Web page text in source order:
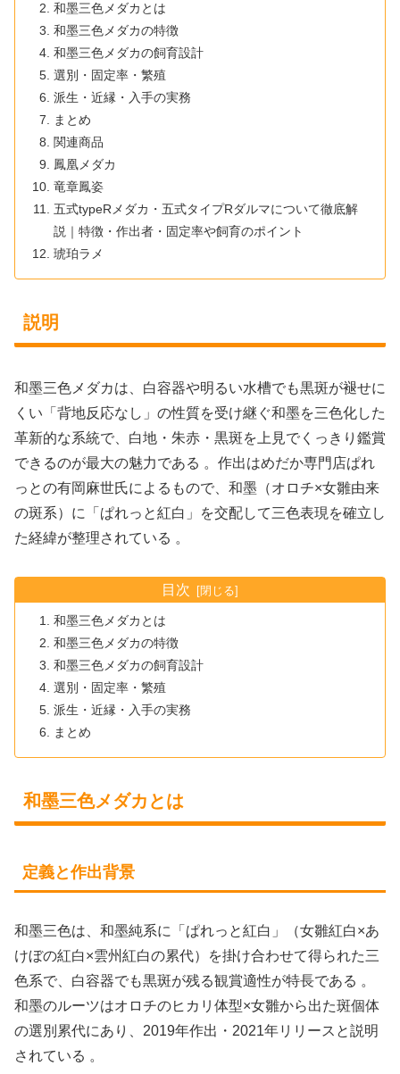
和墨三色メダカとは
和墨三色メダカの特徴
和墨三色メダカの飼育設計
選別・固定率・繁殖
派生・近縁・入手の実務
まとめ
関連商品
鳳凰メダカ
竜章鳳姿
五式typeRメダカ・五式タイプRダルマについて徹底解
説｜特徴・作出者・固定率や飼育のポイント
琥珀ラメ
説明
和墨三色メダカは、白容器や明るい水槽でも黒斑が褪せに
くい「背地反応なし」の性質を受け継ぐ和墨を三色化した
革新的な系統で、白地・朱赤・黒斑を上見でくっきり鑑賞
できるのが最大の魅力である 。作出はめだか専門店ぱれ
っとの有岡麻世氏によるもので、和墨（オロチ×女雛由来
の斑系）に「ぱれっと紅白」を交配して三色表現を確立し
た経緯が整理されている 。
目次
和墨三色メダカとは
和墨三色メダカの特徴
和墨三色メダカの飼育設計
選別・固定率・繁殖
派生・近縁・入手の実務
まとめ
和墨三色メダカとは
定義と作出背景
和墨三色は、和墨純系に「ぱれっと紅白」（女雛紅白×あ
けぼの紅白×雲州紅白の累代）を掛け合わせて得られた三
色系で、白容器でも黒斑が残る観賞適性が特長である 。
和墨のルーツはオロチのヒカリ体型×女雛から出た斑個体
の選別累代にあり、2019年作出・2021年リリースと説明
されている 。